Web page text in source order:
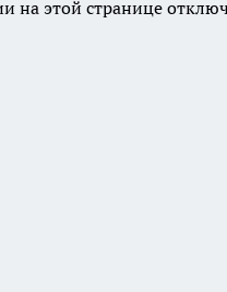
на этой странице